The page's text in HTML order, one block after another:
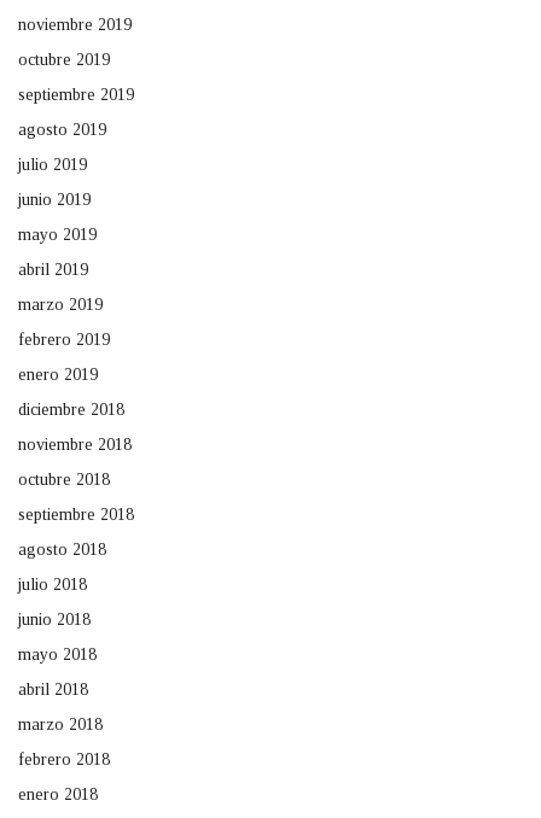
noviembre 2019
octubre 2019
septiembre 2019
agosto 2019
julio 2019
junio 2019
mayo 2019
abril 2019
marzo 2019
febrero 2019
enero 2019
diciembre 2018
noviembre 2018
octubre 2018
septiembre 2018
agosto 2018
julio 2018
junio 2018
mayo 2018
abril 2018
marzo 2018
febrero 2018
enero 2018